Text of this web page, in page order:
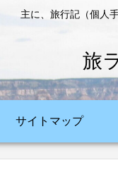
主に、旅行記（個人
旅
サイトマップ